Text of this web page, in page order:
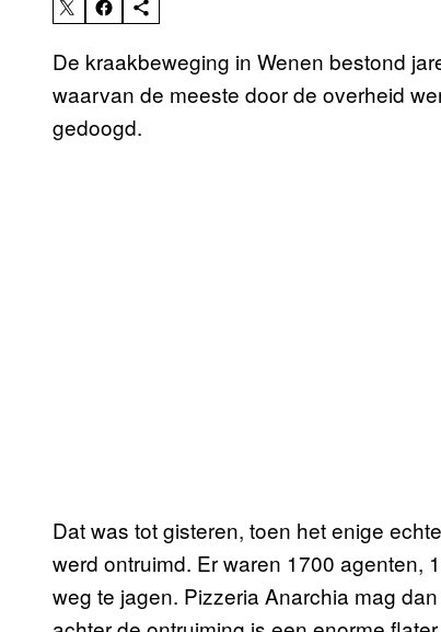
De kraakbeweging in Wenen bestond
waarvan de meeste door de overheid
gedoogd.
Dat was tot gisteren, toen het enige
werd ontruimd. Er waren 1700 agenten,
weg te jagen. Pizzeria Anarchia mag